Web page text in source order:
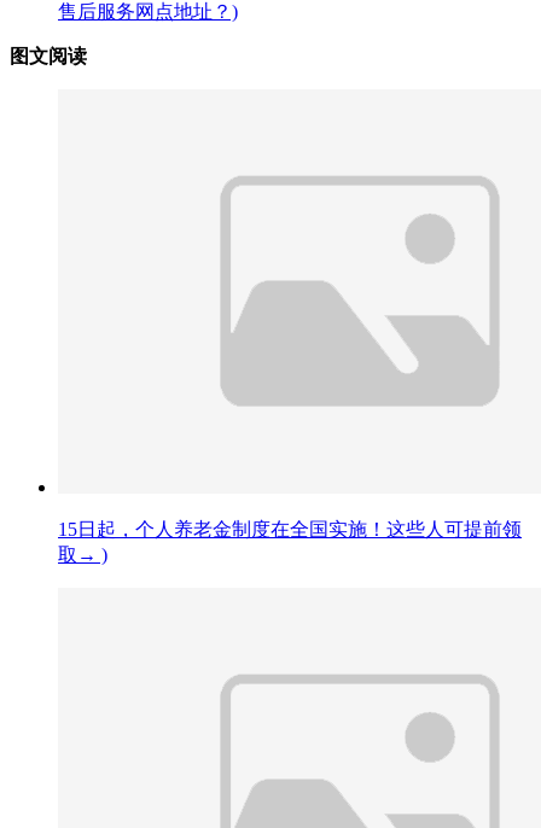
售后服务网点地址？)
图文阅读
15日起，个人养老金制度在全国实施！这些人可提前领
取→ )